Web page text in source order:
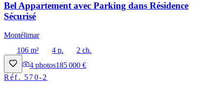
Bel Appartement avec Parking dans Résidence
Sécurisé
Montélimar
106 m²
4 p.
2 ch.
4 photos185 000 €
Réf. 570-2